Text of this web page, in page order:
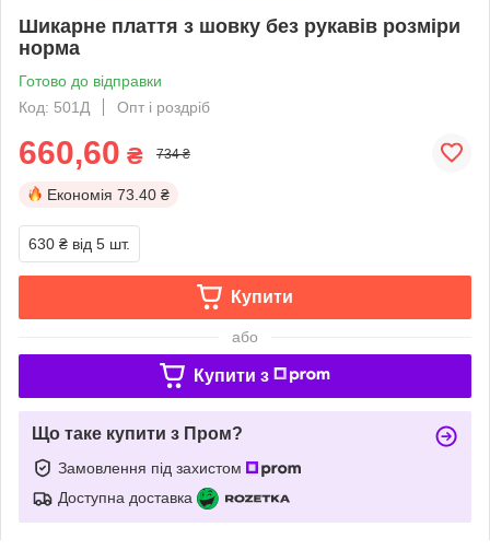
Шикарне плаття з шовку без рукавів розміри
норма
Готово до відправки
Код: 501Д
Опт і роздріб
660,60 ₴ 734 ₴
Економія 73.40 ₴
630 ₴ від 5 шт.
Купити
або
Купити з
Що таке купити з Пром?
Замовлення під захистом
Доступна доставка